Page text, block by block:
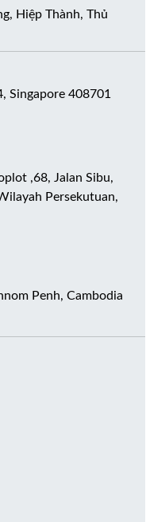
Hiệp Thành, Thủ
Singapore 408701
,68, Jalan Sibu,
Persekutuan,
Penh, Cambodia